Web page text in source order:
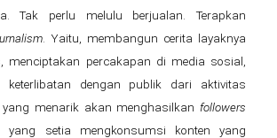
Tak perlu melulu berjualan. Terapkan
. Yaitu, membangun cerita layaknya
menciptakan percakapan di media sosial,
keterlibatan dengan publik dari aktivitas
yang menarik akan menghasilkan followers
yang setia mengkonsumsi konten yang